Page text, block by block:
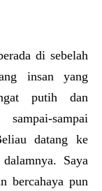
di sebelah
insan yang
putih dan
sampai
datang ke
Saya
bercahaya pun